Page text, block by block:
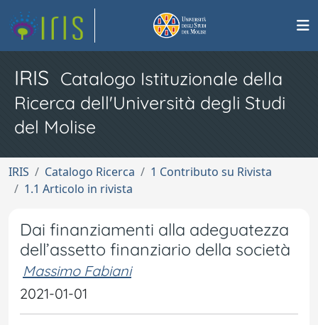
IRIS Catalogo Istituzionale della
Ricerca dell'Università degli Studi
del Molise
IRIS Catalogo Ricerca
1 Contributo su Rivista
1.1 Articolo in rivista
Dai finanziamenti alla adeguatezza
dell’assetto finanziario della società
Massimo Fabiani
2021-01-01